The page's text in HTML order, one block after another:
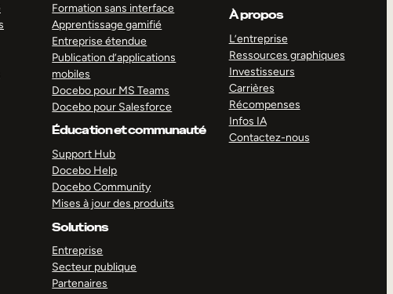
Formation sans interface
Apprentissage gamifié
Entreprise étendue
Publication d’applications
mobiles
Docebo pour MS Teams
Docebo pour Salesforce
Éducation et communauté
Support Hub
Docebo Help
Docebo Community
Mises à jour des produits
Solutions
Entreprise
Secteur publique
Partenaires
À propos
L’entreprise
Ressources graphiques
Investisseurs
Carrières
Récompenses
Infos IA
Contactez-nous